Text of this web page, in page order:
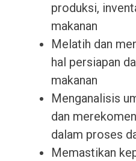
produksi,
makanan
Melatih dan
hal persiapan
makanan
Menganalisis
dan
dalam proses
Memastikan